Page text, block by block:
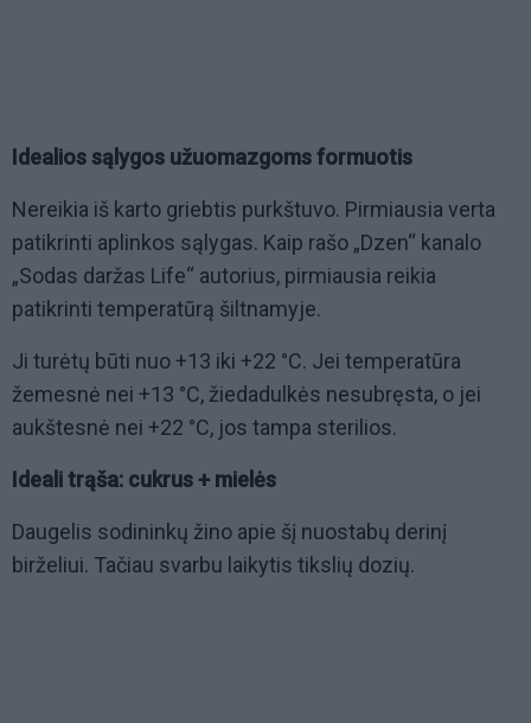
Idealios sąlygos užuomazgoms formuotis
Nereikia iš karto griebtis purkštuvo. Pirmiausia verta
patikrinti aplinkos sąlygas. Kaip rašo „Dzen“ kanalo
„Sodas daržas Life“ autorius, pirmiausia reikia
patikrinti temperatūrą šiltnamyje.
Ji turėtų būti nuo +13 iki +22 °C. Jei temperatūra
žemesnė nei +13 °C, žiedadulkės nesubręsta, o jei
aukštesnė nei +22 °C, jos tampa sterilios.
Ideali trąša: cukrus + mielės
Daugelis sodininkų žino apie šį nuostabų derinį
birželiui. Tačiau svarbu laikytis tikslių dozių.